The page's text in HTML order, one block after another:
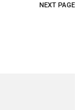
NEXT PAGE